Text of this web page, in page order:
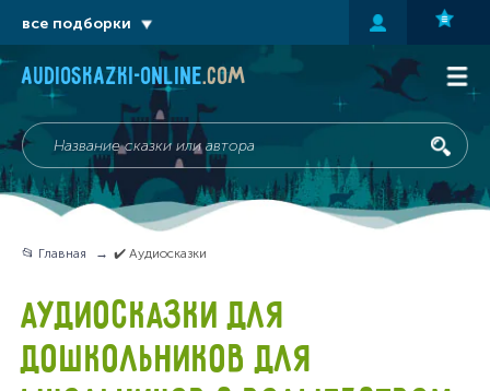
audioskazki-online.com
📂 Главная ✔️ Аудиосказки
АУДИОСКАЗКИ ДЛЯ
ДОШКОЛЬНИКОВ ДЛЯ
все подборки